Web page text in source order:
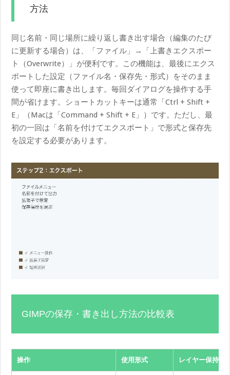
方法
同じ名前・同じ場所に繰り返し書き出す場合（編集のたび
に更新する場合）は、「ファイル」→「上書きエクスポー
ト（Overwrite）」が便利です。この機能は、最後にエクス
ポートした設定（ファイル名・保存先・形式）をそのまま
使って即座に書き出します。毎回ダイアログを操作する手
間が省けます。ショートカットキーは通常「Ctrl + Shift +
E」（Macは「Command + Shift + E」）です。ただし、最
初の一回は「名前を付けてエクスポート」で形式と保存先
を設定する必要があります。
GIMPの保存・書き出し方法の比較表
操作 使用形式 レイヤー保持